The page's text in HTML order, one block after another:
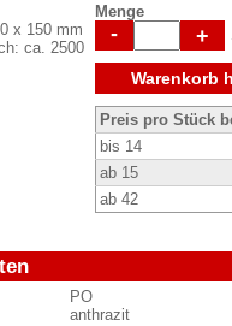
x 150 mm
ca. 2500
Menge
- +
Warenkorb
Preis pro Stück
bis 14
ab 15
ab 42
PO
anthrazit